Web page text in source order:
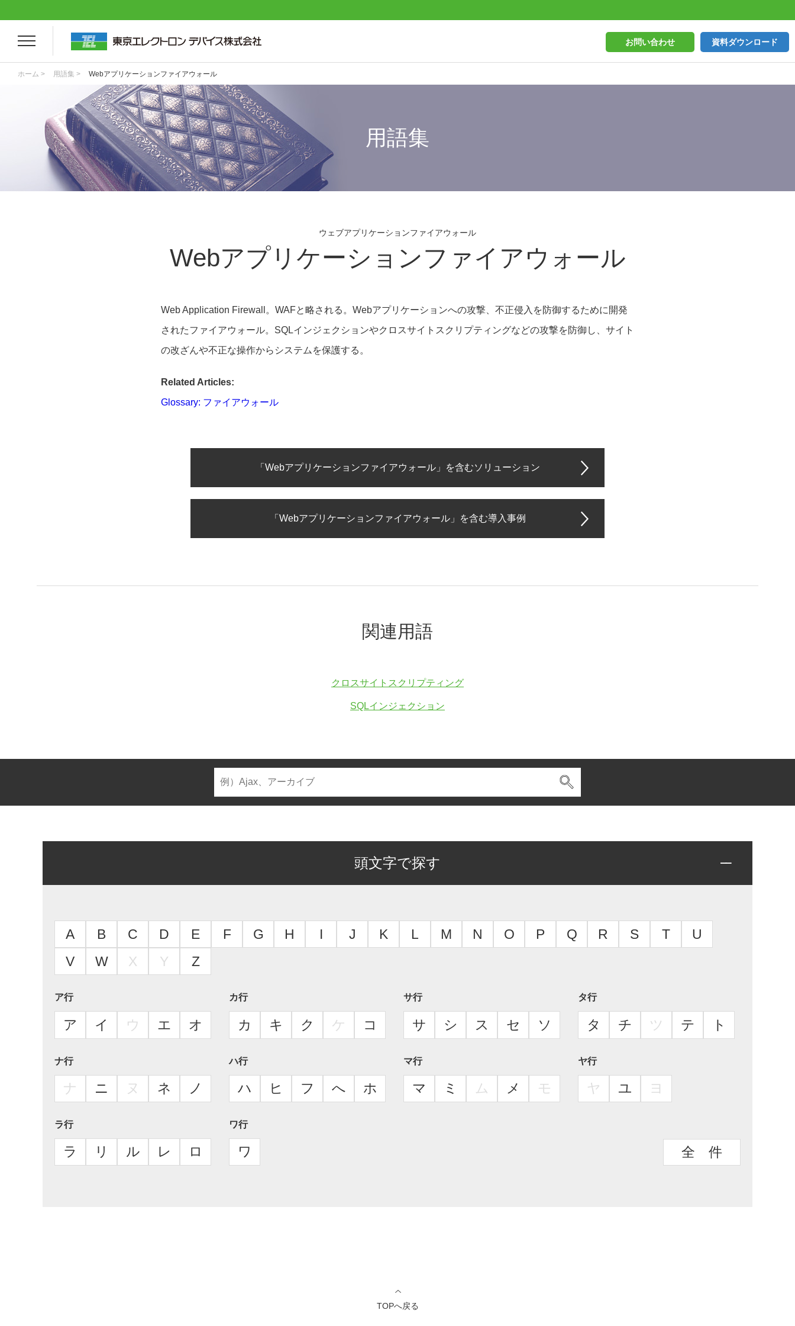
お問い合わせ 資料ダウンロード
ホーム > 用語集 > Webアプリケーションファイアウォール
用語集
ウェブアプリケーションファイアウォール
Webアプリケーションファイアウォール
Web Application Firewall。WAFと略される。Webアプリケーションへの攻撃、不正侵入を防御するために開発
されたファイアウォール。SQLインジェクションやクロスサイトスクリプティングなどの攻撃を防御し、サイト
の改ざんや不正な操作からシステムを保護する。
Related Articles:
Glossary: ファイアウォール
「Webアプリケーションファイアウォール」を含むソリューション
「Webアプリケーションファイアウォール」を含む導入事例
関連用語
クロスサイトスクリプティング
SQLインジェクション
頭文字で探す
A B C D E F G H I J K L M N O P Q R S T
U
V
W X Y Z
ア行
ア イ ウ エ オ
カ行
カ キ ク ケ コ
サ行
サ シ ス セ ソ
タ行
タ チ ツ テ ト
ナ行
ナ ニ ヌ ネ ノ
ハ行
ハ ヒ フ へ ホ
マ行
マ ミ ム メ モ
ヤ行
ヤ ユ ヨ
ラ行
ラ リ ル レ ロ
ワ行
ワ 全 件
TOPへ戻る